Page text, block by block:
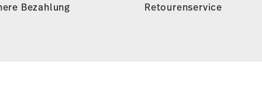
Bezahlung Retourenservice